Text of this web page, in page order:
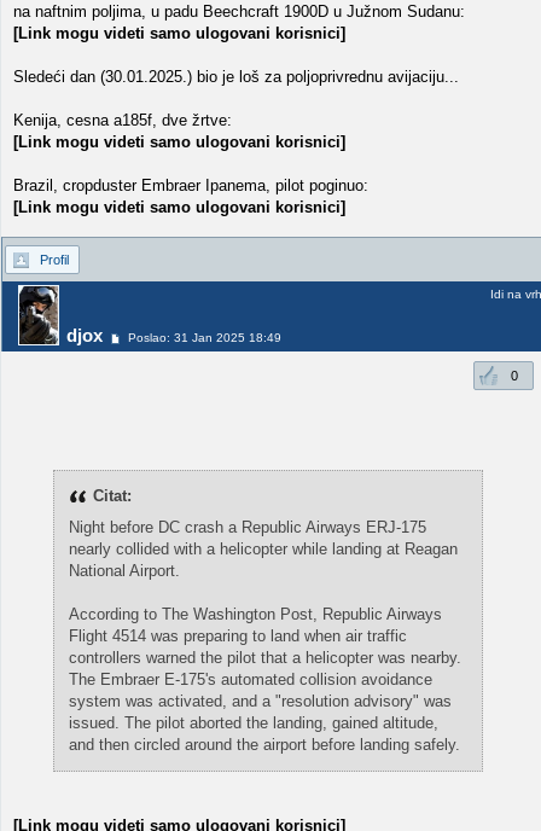
na naftnim poljima, u padu Beechcraft 1900D u Južnom Sudanu:
[Link mogu videti samo ulogovani korisnici]
Sledeći dan (30.01.2025.) bio je loš za poljoprivrednu avijaciju...
Kenija, cesna a185f, dve žrtve:
[Link mogu videti samo ulogovani korisnici]
Brazil, cropduster Embraer Ipanema, pilot poginuo:
[Link mogu videti samo ulogovani korisnici]
Profil
djox Poslao: 31 Jan 2025 18:49
Idi na vrh
0
Citat:
Night before DC crash a Republic Airways ERJ-175
nearly collided with a helicopter while landing at Reagan
National Airport.
According to The Washington Post, Republic Airways
Flight 4514 was preparing to land when air traffic
controllers warned the pilot that a helicopter was nearby.
The Embraer E-175's automated collision avoidance
system was activated, and a "resolution advisory" was
issued. The pilot aborted the landing, gained altitude,
and then circled around the airport before landing safely.
[Link mogu videti samo ulogovani korisnici]